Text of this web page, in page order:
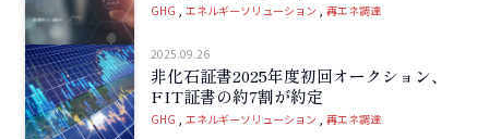
GHG エネルギーソリューション 再エネ調達
2025.09.26
非化石証書2025年度初回オークション、
FIT証書の約7割が約定
GHG エネルギーソリューション 再エネ調達